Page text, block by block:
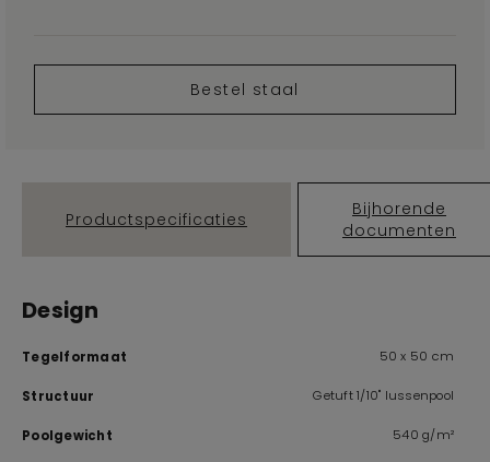
Bestel staal
Productspecificaties
Bijhorende
documenten
Design
Tegelformaat 50 x 50 cm
Structuur Getuft 1/10" lussenpool
Poolgewicht 540 g/m²